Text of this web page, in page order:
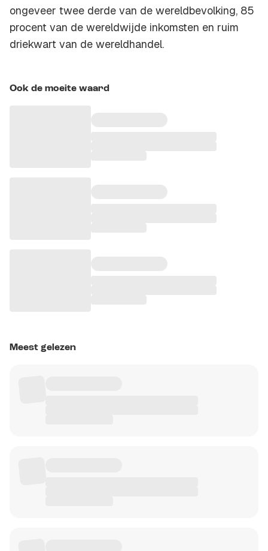
ongeveer twee derde van de wereldbevolking, 85
procent van de wereldwijde inkomsten en ruim
driekwart van de wereldhandel.
Ook de moeite waard
Meest gelezen